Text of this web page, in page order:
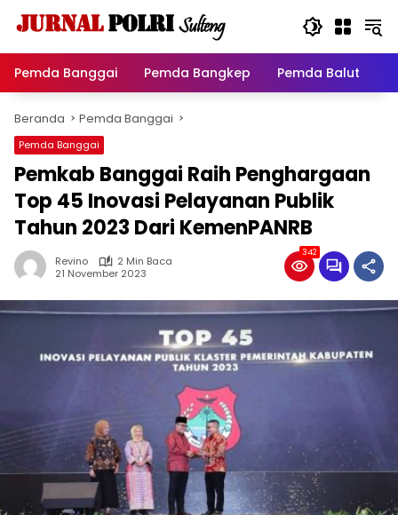
Pemda Banggai
Pemda Bangkep Pemda Balut
Beranda Pemda Banggai
Pemda Banggai
Pemkab Banggai Raih Penghargaan
Top 45 Inovasi Pelayanan Publik
Tahun 2023 Dari KemenPANRB
Revino
2 Min Baca
21 November 2023
342